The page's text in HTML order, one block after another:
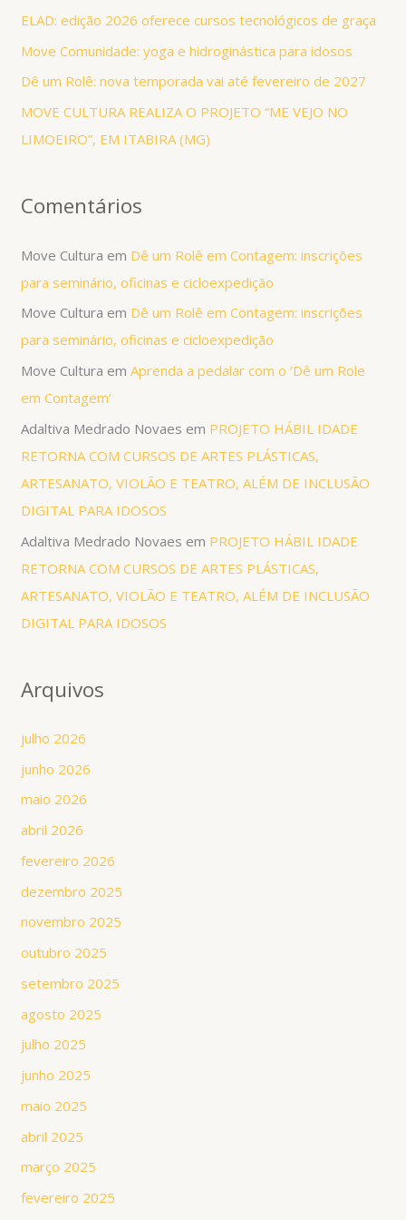
r
p
o
r
ELAD: edição 2026 oferece cursos tecnológicos de graça
Move Comunidade: yoga e hidroginástica para idosos
Dê um Rolê: nova temporada vai até fevereiro de 2027
MOVE CULTURA REALIZA O PROJETO “ME VEJO NO
LIMOEIRO”, EM ITABIRA (MG)
Comentários
Move Cultura em Dê um Rolê em Contagem: inscrições
para seminário, oficinas e cicloexpedição
Move Cultura em Dê um Rolê em Contagem: inscrições
para seminário, oficinas e cicloexpedição
Move Cultura emAprenda a pedalar com o ‘Dê um Role
em Contagem’
Adaltiva Medrado Novaes em PROJETO HÁBIL IDADE
RETORNA COM CURSOS DE ARTES PLÁSTICAS,
ARTESANATO, VIOLÃO E TEATRO, ALÉM DE INCLUSÃO
DIGITAL PARA IDOSOS
Adaltiva Medrado Novaes em PROJETO HÁBIL IDADE
RETORNA COM CURSOS DE ARTES PLÁSTICAS,
ARTESANATO, VIOLÃO E TEATRO, ALÉM DE INCLUSÃO
DIGITAL PARA IDOSOS
Arquivos
julho 2026
junho 2026
maio 2026
abril 2026
fevereiro 2026
dezembro 2025
novembro 2025
outubro 2025
setembro 2025
agosto 2025
julho 2025
junho 2025
maio 2025
abril 2025
março 2025
fevereiro 2025